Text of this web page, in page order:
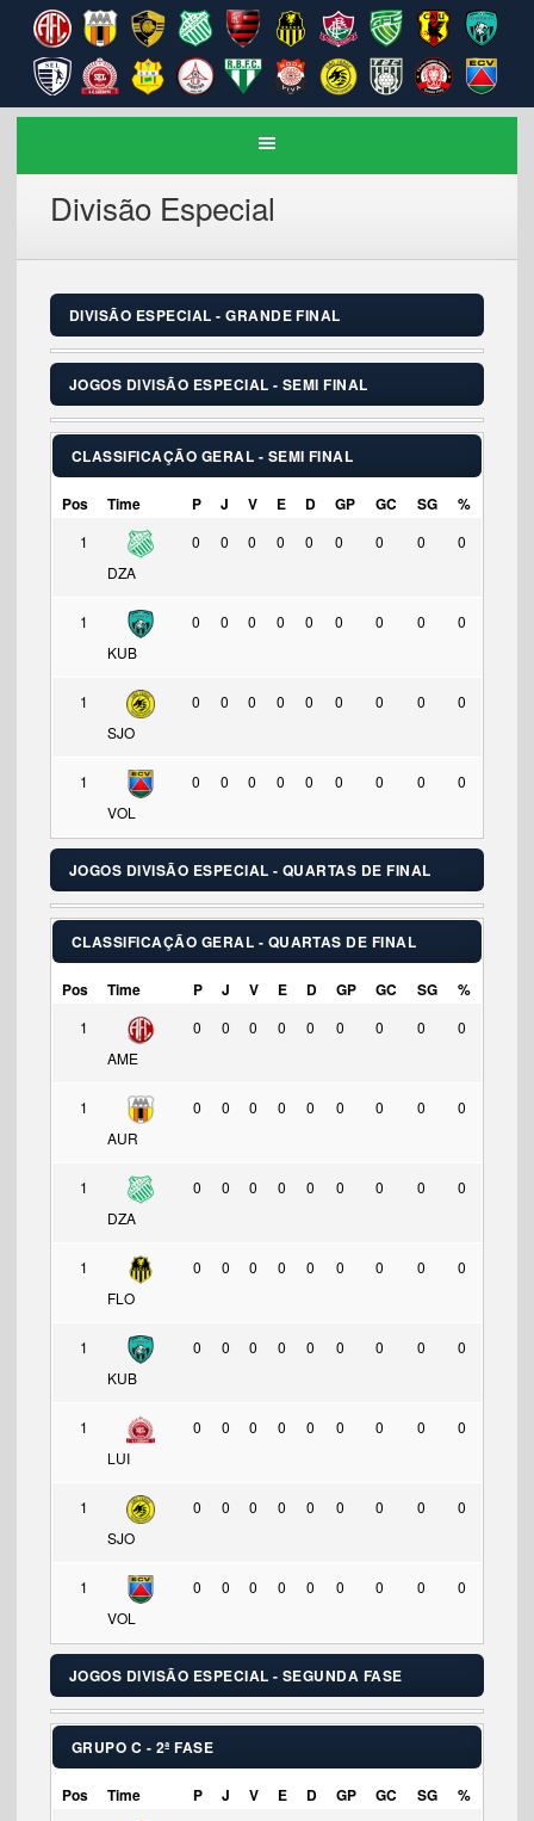
Divisão Especial
DIVISÃO ESPECIAL - GRANDE FINAL
JOGOS DIVISÃO ESPECIAL - SEMI FINAL
CLASSIFICAÇÃO GERAL - SEMI FINAL
Pos Time P J V E D GP GC SG %
1
DZA
0 0 0 0 0 0 0 0 0
1
KUB
0 0 0 0 0 0 0 0 0
1
SJO
0 0 0 0 0 0 0 0 0
1
VOL
0 0 0 0 0 0 0 0 0
JOGOS DIVISÃO ESPECIAL - QUARTAS DE FINAL
CLASSIFICAÇÃO GERAL - QUARTAS DE FINAL
Pos Time P J V E D GP GC SG %
1
AME
0 0 0 0 0 0 0 0 0
1
AUR
0 0 0 0 0 0 0 0 0
1
DZA
0 0 0 0 0 0 0 0 0
1
FLO
0 0 0 0 0 0 0 0 0
1
KUB
0 0 0 0 0 0 0 0 0
1
LUI
0 0 0 0 0 0 0 0 0
1
SJO
0 0 0 0 0 0 0 0 0
1
VOL
0 0 0 0 0 0 0 0 0
JOGOS DIVISÃO ESPECIAL - SEGUNDA FASE
GRUPO C - 2ª FASE
Pos Time P J V E D GP GC SG %